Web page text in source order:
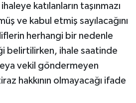
katılanların taşınmazı
ve kabul etmiş sayılacağını
herhangi bir nedenle
belirtilirken, ihale saatinde
vekil göndermeyen
hakkının olmayacağı ifade